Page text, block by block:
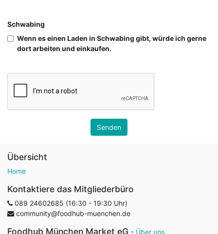
Schwabing
Wenn es einen Laden in Schwabing gibt, würde ich gerne
dort arbeiten und einkaufen.
Senden
Übersicht
Home
Kontaktiere das Mitgliederbüro
089 24602685 (16:30 - 19:30 Uhr)
community@foodhub-muenchen.de
Foodhub München Market eG - Über uns